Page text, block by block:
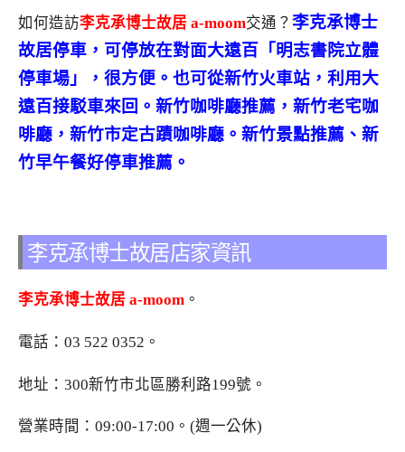
如何造訪李克承博士故居 a-moom交通？ 李克承博士
故居停車，可停放在對面大遠百「明志書院立體
停車場」，很方便。也可從新竹火車站，利用大
遠百接駁車來回。新竹咖啡廳推薦，新竹老宅咖
啡廳，新竹市定古蹟咖啡廳。新竹景點推薦、新
竹早午餐好停車推薦。
李克承博士故居店家資訊
李克承博士故居 a-moom 。
電話： 03 522 0352 。
地址：300新竹市北區勝利路199號。
營業時間：09:00-17:00。(週一公休)